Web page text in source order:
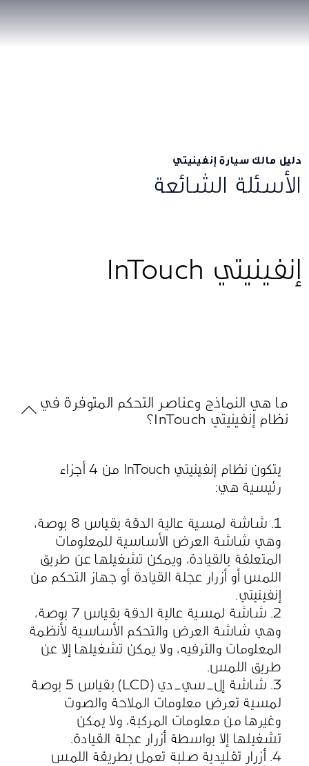
دليل مالك سيارة إنفينيتي
الأسئلة الشائعة
إنفينيتي InTouch
ما هي النماذج وعناصر التحكم المتوفرة في
نظام إنفينيتي InTouch؟
يتكون نظام إنفينيتي InTouch من 4 أجزاء
رئيسية هي:
1. شاشة لمسية عالية الدقة بقياس 8 بوصة،
وهي شاشة العرض الأساسية للمعلومات
المتعلقة بالقيادة، ويمكن تشغيلها عن طريق
اللمس أو أزرار عجلة القيادة أو جهاز التحكم من
إنفينيتي.
2. شاشة لمسية عالية الدقة بقياس 7 بوصة،
وهي شاشة العرض والتحكم الأساسية لأنظمة
المعلومات والترفيه، ولا يمكن تشغيلها إلا عن
طريق اللمس.
3. شاشة إل_سي_دي (LCD) بقياس 5 بوصة
لمسية تعرض معلومات الملاحة والصوت
وغيرها من معلومات المركبة، ولا يمكن
تشغيلها إلا بواسطة أزرار عجلة القيادة.
4. أزرار تقليدية صلبة تعمل بطريقة اللمس